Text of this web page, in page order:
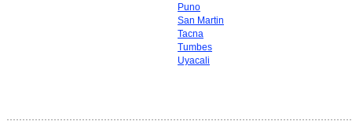
Puno
San Martin
Tacna
Tumbes
Uyacali